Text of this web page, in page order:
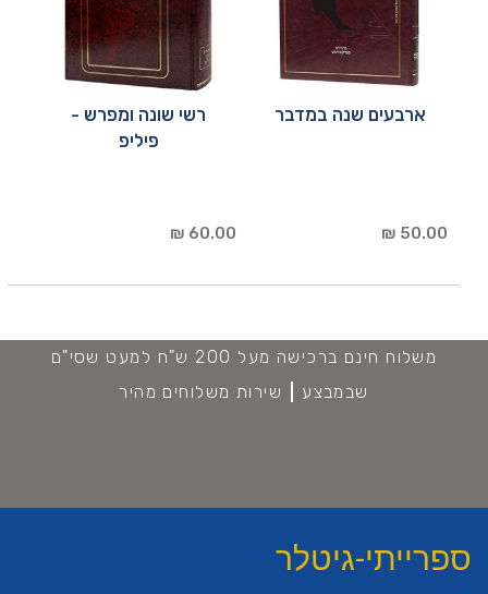
ארבעים שנה במדבר
50.00 ₪
רשי שונה ומפרש -
פיליפ
60.00 ₪
משלוח חינם ברכישה מעל 200 ש"ח למעט שסי"ם
שבמבצע
שירות משלוחים מהיר
ספרייתי-גיטלר